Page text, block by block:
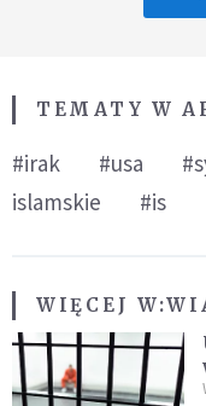
TEMATY W
#irak #usa
islamskie
#is
WIĘCEJ W: